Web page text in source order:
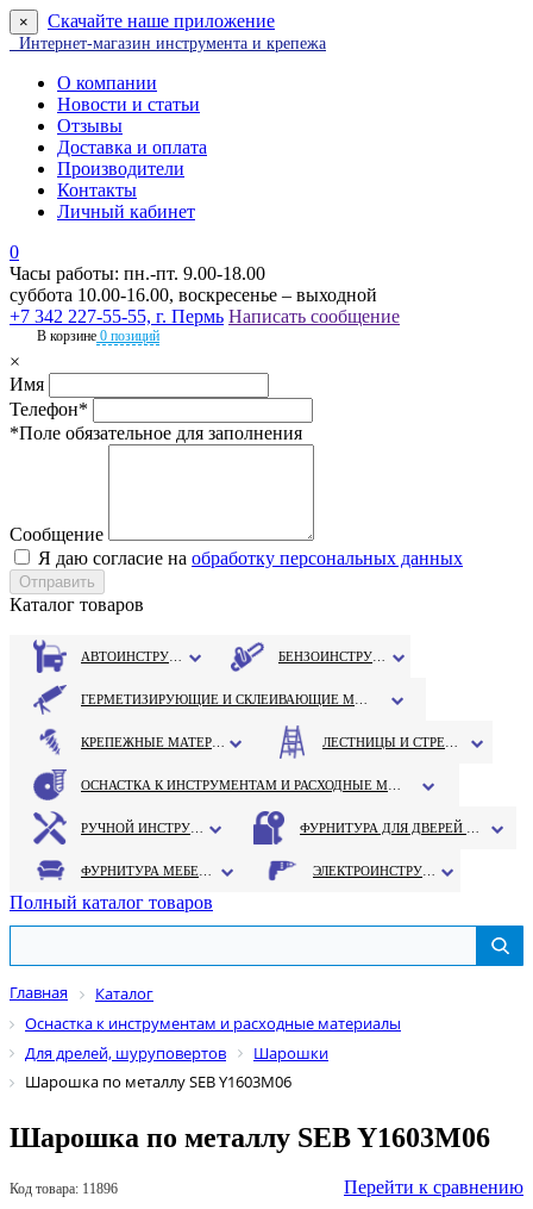
× Скачайте наше приложение
Интернет-магазин инструмента и крепежа
О компании
Новости и статьи
Отзывы
Доставка и оплата
Производители
Контакты
Личный кабинет
0
Часы работы: пн.-пт. 9.00-18.00
суббота 10.00-16.00, воскресенье – выходной
+7 342 227-55-55, г. Пермь Написать сообщение
В корзине 0 позиций
×
Имя
Телефон*
*Поле обязательное для заполнения
Сообщение
Я даю согласие на обработку персональных данных
Каталог товаров
Полный каталог товаров
Главная
Каталог
Оснастка к инструментам и расходные материалы
Для дрелей, шуруповертов
Шарошки
Шарошка по металлу SEB Y1603М06
Шарошка по металлу SEB Y1603М06
Код товара: 11896 Перейти к сравнению